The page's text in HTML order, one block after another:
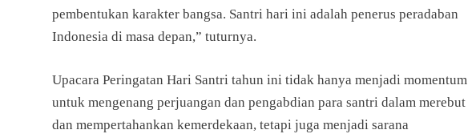
pembentukan karakter bangsa. Santri hari ini adalah penerus peradaban
Indonesia di masa depan,” tuturnya.
Upacara Peringatan Hari Santri tahun ini tidak hanya menjadi momentum
untuk mengenang perjuangan dan pengabdian para santri dalam merebut
dan mempertahankan kemerdekaan, tetapi juga menjadi sarana